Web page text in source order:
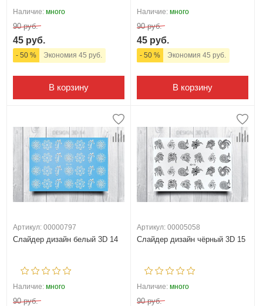
Наличие: много
90 руб.
45 руб.
- 50 % Экономия 45 руб.
В корзину
Наличие: много
90 руб.
45 руб.
- 50 % Экономия 45 руб.
В корзину
Артикул: 00000797
Слайдер дизайн белый 3D 14
Наличие: много
90 руб.
Артикул: 00005058
Слайдер дизайн чёрный 3D 15
Наличие: много
90 руб.